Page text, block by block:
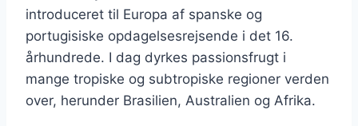
introduceret til Europa af spanske og
portugisiske opdagelsesrejsende i det 16.
århundrede. I dag dyrkes passionsfrugt i
mange tropiske og subtropiske regioner verden
over, herunder Brasilien, Australien og Afrika.